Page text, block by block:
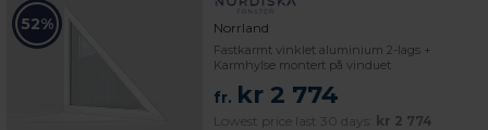
52% Norrland
Fastkarmt vinklet aluminium 2-lags +
Karmhylse montert på vinduet
fr. kr 2 774
Lowest price last 30 days: kr 2 774